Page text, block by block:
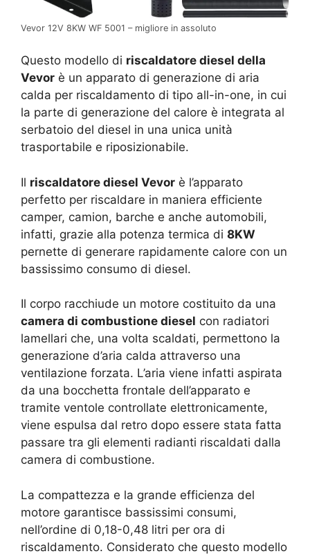
Vevor 12V 8KW WF 5001 – migliore in assoluto
Questo modello di riscaldatore diesel della
Vevor è un apparato di generazione di aria
calda per riscaldamento di tipo all-in-one, in cui
la parte di generazione del calore è integrata al
serbatoio del diesel in una unica unità
trasportabile e riposizionabile.
Il riscaldatore diesel Vevor è l’apparato
perfetto per riscaldare in maniera efficiente
camper, camion, barche e anche automobili,
infatti, grazie alla potenza termica di 8KW
pernette di generare rapidamente calore con un
bassissimo consumo di diesel.
Il corpo racchiude un motore costituito da una
camera di combustione diesel con radiatori
lamellari che, una volta scaldati, permettono la
generazione d’aria calda attraverso una
ventilazione forzata. L’aria viene infatti aspirata
da una bocchetta frontale dell’apparato e
tramite ventole controllate elettronicamente,
viene espulsa dal retro dopo essere stata fatta
passare tra gli elementi radianti riscaldati dalla
camera di combustione.
La compattezza e la grande efficienza del
motore garantisce bassissimi consumi,
nell’ordine di 0,18-0,48 litri per ora di
riscaldamento. Considerato che questo modello